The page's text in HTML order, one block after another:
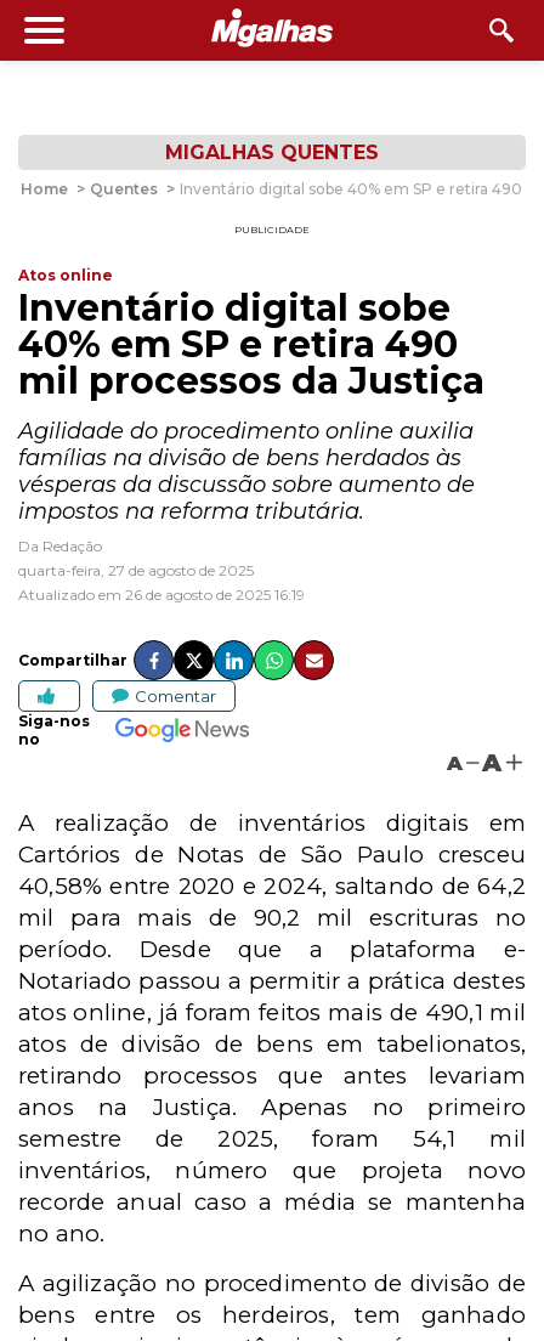
MIGALHAS QUENTES
Home > Quentes > Inventário digital sobe 40% em SP e retira 490
PUBLICIDADE
Atos online
Inventário digital sobe
40% em SP e retira 490
mil processos da Justiça
Agilidade do procedimento online auxilia
famílias na divisão de bens herdados às
vésperas da discussão sobre aumento de
impostos na reforma tributária.
Da Redação
quarta-feira, 27 de agosto de 2025
Atualizado em 26 de agosto de 2025 16:19
Compartilhar
Comentar
Siga-nos
no
A A
A realização de inventários digitais em
Cartórios de Notas de São Paulo cresceu
40,58% entre 2020 e 2024, saltando de 64,2
mil para mais de 90,2 mil escrituras no
período. Desde que a plataforma e-
Notariado passou a permitir a prática destes
atos online, já foram feitos mais de 490,1 mil
atos de divisão de bens em tabelionatos,
retirando processos que antes levariam
anos na Justiça. Apenas no primeiro
semestre de 2025, foram 54,1 mil
inventários, número que projeta novo
recorde anual caso a média se mantenha
no ano.
A agilização no procedimento de divisão de
bens entre os herdeiros, tem ganhado